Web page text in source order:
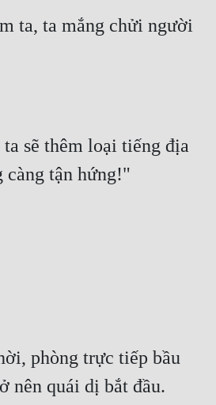
ta, ta mắng chửi người
sẽ thêm loại tiếng địa
càng tận hứng!"
phòng trực tiếp bầu
nên quái dị bắt đầu.